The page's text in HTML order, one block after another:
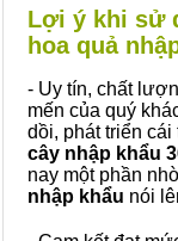
Lợi ý khi sử
hoa quả
- Uy tín, chất
mến của quý
dồi, phát triển
cây nhập khẩu
nay một phần
nhập khẩu nói